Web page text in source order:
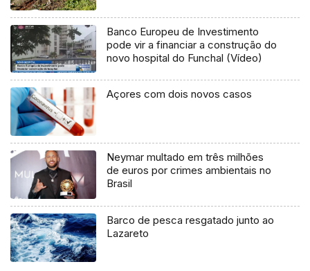
Banco Europeu de Investimento
pode vir a financiar a construção do
novo hospital do Funchal (Vídeo)
Açores com dois novos casos
Neymar multado em três milhões
de euros por crimes ambientais no
Brasil
Barco de pesca resgatado junto ao
Lazareto